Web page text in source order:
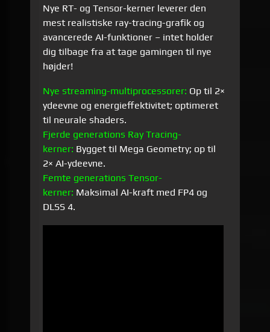
Nye RT- og Tensor-kerner leverer den
mest realistiske ray-tracing-grafik og
avancerede AI-funktioner – intet holder
dig tilbage fra at tage gamingen til nye
højder!
Nye streaming-multiprocessorer: Op til 2×
ydeevne og energieffektivitet; optimeret
til neurale shaders.
Fjerde generations Ray Tracing-
kerner: Bygget til Mega Geometry; op til
2× AI-ydeevne.
Femte generations Tensor-
kerner: Maksimal AI-kraft med FP4 og
DLSS 4.